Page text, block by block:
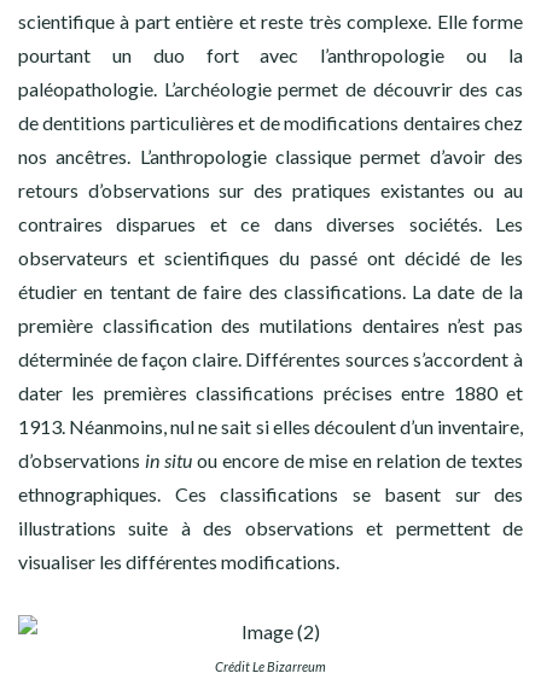
scientifique à part entière et reste très complexe. Elle forme
pourtant un duo fort avec l’anthropologie ou la
paléopathologie. L’archéologie permet de découvrir des cas
de dentitions particulières et de modifications dentaires chez
nos ancêtres. L’anthropologie classique permet d’avoir des
retours d’observations sur des pratiques existantes ou au
contraires disparues et ce dans diverses sociétés. Les
observateurs et scientifiques du passé ont décidé de les
étudier en tentant de faire des classifications. La date de la
première classification des mutilations dentaires n’est pas
déterminée de façon claire. Différentes sources s’accordent à
dater les premières classifications précises entre 1880 et
1913. Néanmoins, nul ne sait si elles découlent d’un inventaire,
d’observations in situ ou encore de mise en relation de textes
ethnographiques. Ces classifications se basent sur des
illustrations suite à des observations et permettent de
visualiser les différentes modifications.
Crédit Le Bizarreum